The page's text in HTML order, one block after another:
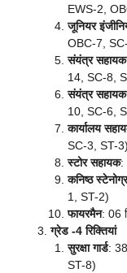
EWS-2,
जूनियर
OBC-7,
संयंत्र सहायक
14, SC-8,
संयंत्र सहायक
10, SC-6,
कार्यालय
SC-3, ST-3)
स्टोर सहायक:
कनिष्ठ
1, ST-2)
फायरमैन: 06
ग्रेड -4 रिक्तियां
सुरक्षा गार्ड:
ST-8)